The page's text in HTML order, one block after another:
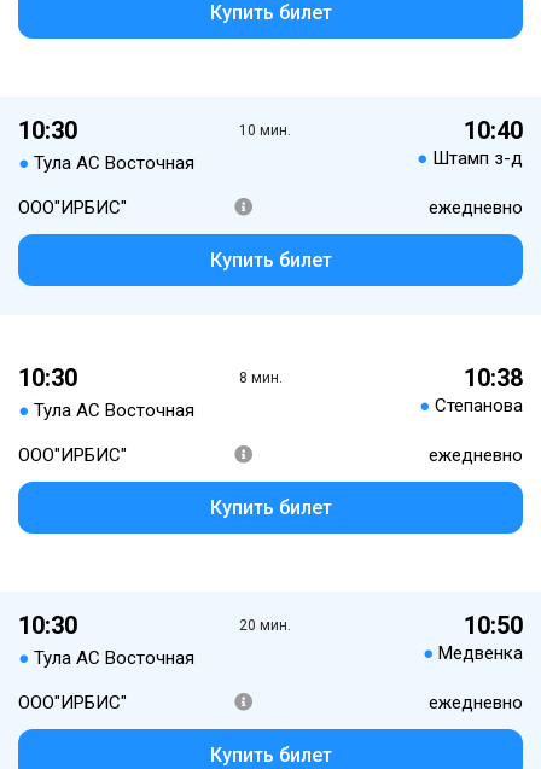
Купить билет
10:30
● Тула АС Восточная
10 мин. 10:40
● Штамп з-д
ООО"ИРБИС" ежедневно
Купить билет
10:30
● Тула АС Восточная
8 мин. 10:38
● Степанова
ООО"ИРБИС" ежедневно
Купить билет
10:30
● Тула АС Восточная
20 мин. 10:50
● Медвенка
ООО"ИРБИС" ежедневно
Купить билет